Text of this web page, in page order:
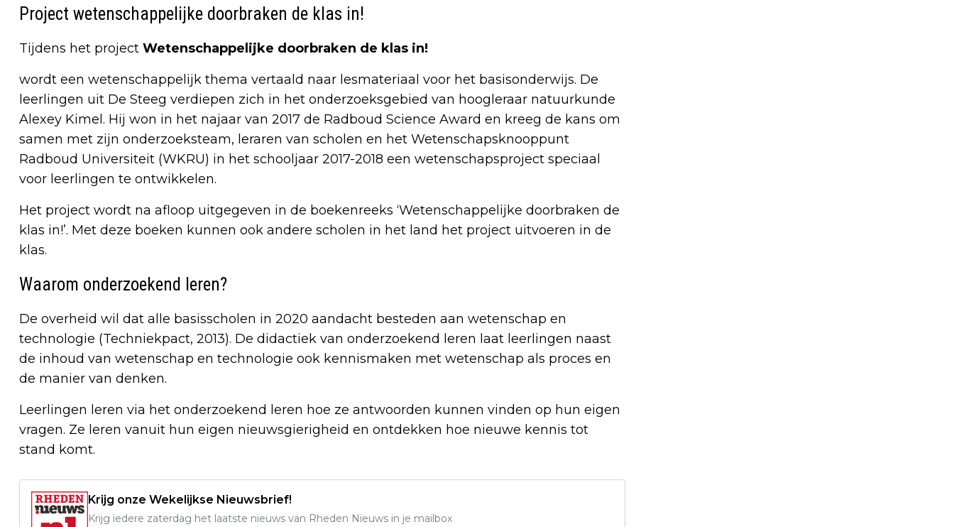
Project wetenschappelijke doorbraken de klas in!
Tijdens het project Wetenschappelijke doorbraken de klas in!
wordt een wetenschappelijk thema vertaald naar lesmateriaal voor het basisonderwijs. De
leerlingen uit De Steeg verdiepen zich in het onderzoeksgebied van hoogleraar natuurkunde
Alexey Kimel. Hij won in het najaar van 2017 de Radboud Science Award en kreeg de kans om
samen met zijn onderzoeksteam, leraren van scholen en het Wetenschapsknooppunt
Radboud Universiteit (WKRU) in het schooljaar 2017-2018 een wetenschapsproject speciaal
voor leerlingen te ontwikkelen.
Het project wordt na afloop uitgegeven in de boekenreeks ‘Wetenschappelijke doorbraken de
klas in!’. Met deze boeken kunnen ook andere scholen in het land het project uitvoeren in de
klas.
Waarom onderzoekend leren?
De overheid wil dat alle basisscholen in 2020 aandacht besteden aan wetenschap en
technologie (Techniekpact, 2013). De didactiek van onderzoekend leren laat leerlingen naast
de inhoud van wetenschap en technologie ook kennismaken met wetenschap als proces en
de manier van denken.
Leerlingen leren via het onderzoekend leren hoe ze antwoorden kunnen vinden op hun eigen
vragen. Ze leren vanuit hun eigen nieuwsgierigheid en ontdekken hoe nieuwe kennis tot
stand komt.
Krijg onze Wekelijkse Nieuwsbrief!
Krijg iedere zaterdag het laatste nieuws van Rheden Nieuws in je mailbox